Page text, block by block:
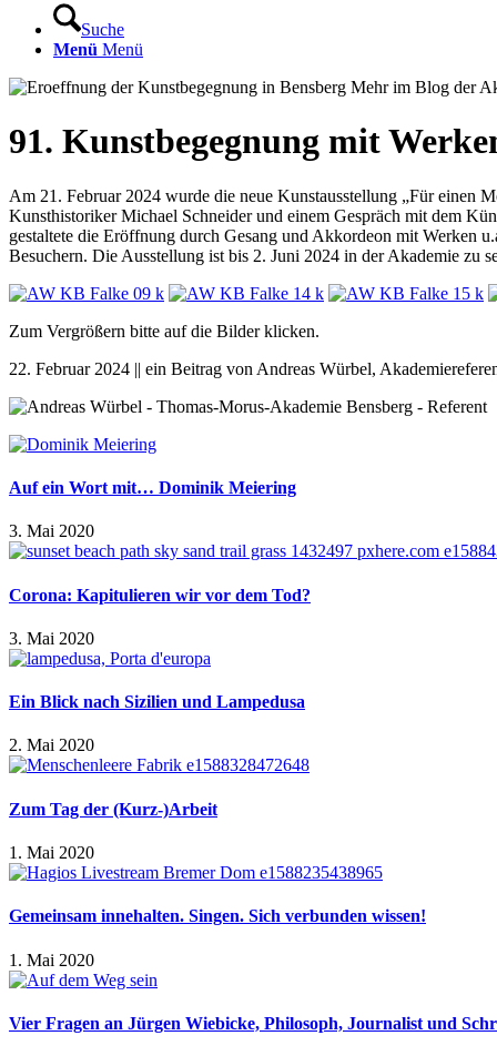
Suche
Menü Menü
91. Kunstbegegnung mit
Am 21. Februar 2024 wurde die neue Kunstausstellung „Für einen
Kunsthistoriker Michael Schneider und einem Gespräch mit dem
gestaltete die Eröffnung durch Gesang und Akkordeon mit Werken
Besuchern. Die Ausstellung ist bis 2. Juni 2024 in der Akademie zu
Zum Vergrößern bitte auf die Bilder klicken.
22. Februar 2024 || ein Beitrag von Andreas Würbel,
Auf ein Wort mit… Dominik Meiering
3. Mai 2020
Corona: Kapitulieren wir vor dem Tod?
3. Mai 2020
Ein Blick nach Sizilien und Lampedusa
2. Mai 2020
Zum Tag der (Kurz-)Arbeit
1. Mai 2020
Gemeinsam innehalten. Singen. Sich verbunden wissen!
1. Mai 2020
Vier Fragen an Jürgen Wiebicke, Philosoph, Journalist und